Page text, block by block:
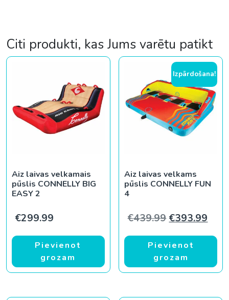
Citi produkti, kas Jums varētu patikt
Aiz laivas velkamais
pūslis CONNELLY BIG
EASY 2
€299.99
Pievienot
grozam
Izpārdošana!
Aiz laivas velkams
pūslis CONNELLY FUN
4
€439.99 Original
€393.99
Pievienot
grozam